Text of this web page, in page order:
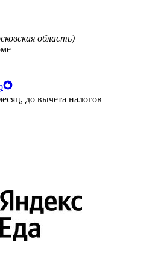
область)
до вычета налогов